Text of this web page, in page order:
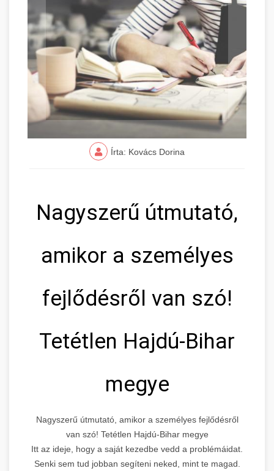
Írta: Kovács Dorina
Nagyszerű útmutató,
amikor a személyes
fejlődésről van szó!
Tetétlen Hajdú-Bihar
megye
Nagyszerű útmutató, amikor a személyes fejlődésről
van szó! Tetétlen Hajdú-Bihar megye
Itt az ideje, hogy a saját kezedbe vedd a problémáidat.
Senki sem tud jobban segíteni neked, mint te magad.